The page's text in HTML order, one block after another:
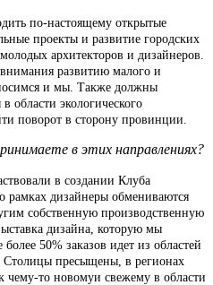
по-настоящему открытые
проекты и развитие городских
архитекторов и дизайнеров.
развитию малого и
и мы. Также должны
области экологического
поворот в сторону провинции.
в этих направлениях?
в создании Клуба
дизайнеры обмениваются
собственную производственную
дизайна, которую мы
50% заказов идет из областей
Столицы пресыщены, в регионах
чему-то новомуи свежему в области